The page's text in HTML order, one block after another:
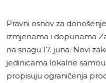
Pravni osnov za
izmjenama i dopunama
na snagu 17. juna. Novi
jedinicama lokalne
propisuju ograničenja